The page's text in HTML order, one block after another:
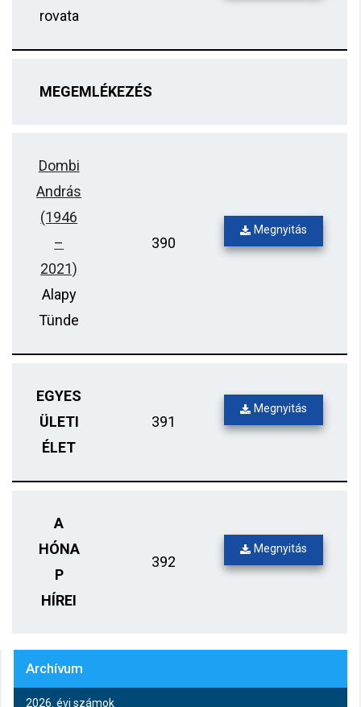
rovata
MEGEMLÉKEZÉS
Dombi
András
(1946
–
2021)
Alapy
Tünde
390
Megnyitás
EGYES
ÜLETI
ÉLET
391
Megnyitás
A
HÓNA
P
HÍREI
392
Megnyitás
Archívum
2026. évi számok